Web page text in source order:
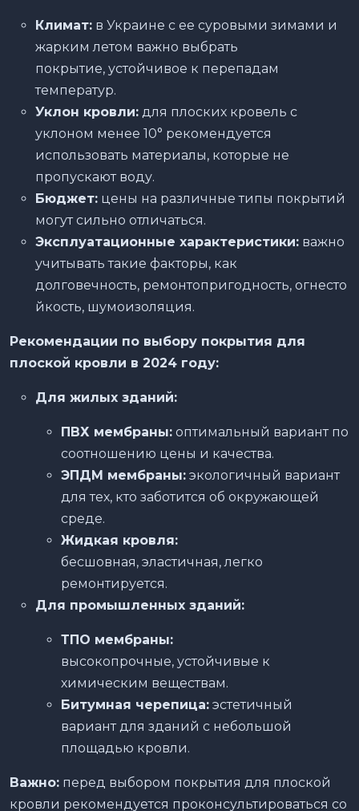
Климат: в Украине с ее суровыми зимами и
жарким летом важно выбрать
покрытие, устойчивое к перепадам
температур.
Уклон кровли: для плоских кровель с
уклоном менее 10° рекомендуется
использовать материалы, которые не
пропускают воду.
Бюджет: цены на различные типы покрытий
могут сильно отличаться.
Эксплуатационные характеристики: важно
учитывать такие факторы, как
долговечность, ремонтопригодность, огнесто
йкость, шумоизоляция.
Рекомендации по выбору покрытия для
плоской кровли в 2024 году:
Для жилых зданий:
ПВХ мембраны: оптимальный вариант по
соотношению цены и качества.
ЭПДМ мембраны: экологичный вариант
для тех, кто заботится об окружающей
среде.
Жидкая кровля:
бесшовная, эластичная, легко
ремонтируется.
Для промышленных зданий:
ТПО мембраны:
высокопрочные, устойчивые к
химическим веществам.
Битумная черепица: эстетичный
вариант для зданий с небольшой
площадью кровли.
Важно: перед выбором покрытия для плоской
кровли рекомендуется проконсультироваться со